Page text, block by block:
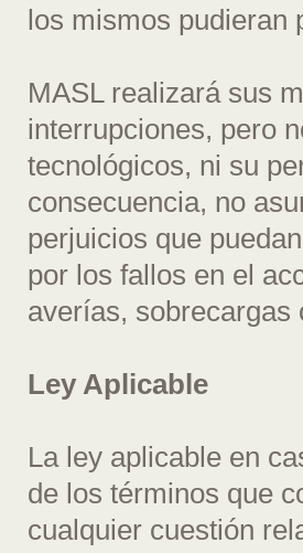
los mismos pudieran
MASL realizará sus
interrupciones, pero
tecnológicos, ni su
consecuencia, no
perjuicios que
por los fallos en el
averías, sobrecargas
Ley Aplicable
La ley aplicable en
de los términos que
cualquier cuestión